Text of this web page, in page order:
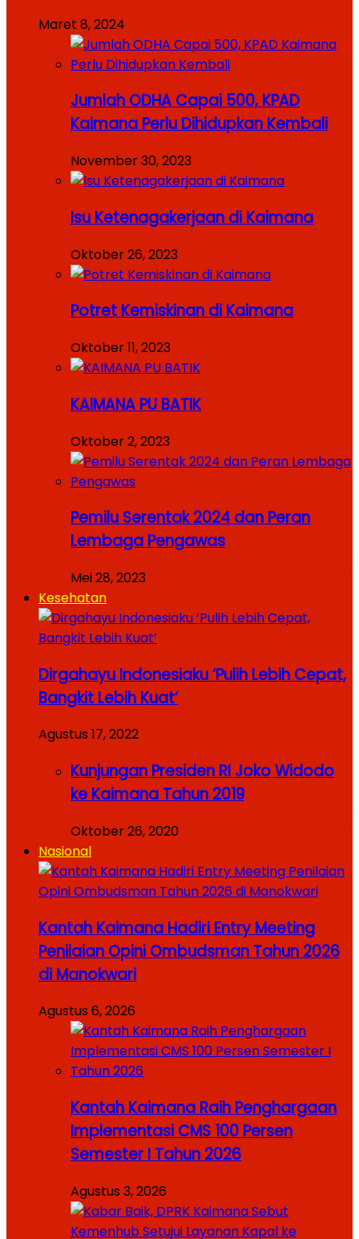
Maret 8, 2024
Jumlah ODHA Capai 500, KPAD
Kaimana Perlu Dihidupkan Kembali
November 30, 2023
Isu Ketenagakerjaan di Kaimana
Oktober 26, 2023
Potret Kemiskinan di Kaimana
Oktober 11, 2023
KAIMANA PU BATIK
Oktober 2, 2023
Pemilu Serentak 2024 dan Peran
Lembaga Pengawas
Mei 28, 2023
Kesehatan
Dirgahayu Indonesiaku ‘Pulih Lebih Cepat,
Bangkit Lebih Kuat’
Agustus 17, 2022
Kunjungan Presiden RI Joko Widodo
ke Kaimana Tahun 2019
Oktober 26, 2020
Nasional
Kantah Kaimana Hadiri Entry Meeting
Penilaian Opini Ombudsman Tahun 2026
di Manokwari
Agustus 6, 2026
Kantah Kaimana Raih Penghargaan
Implementasi CMS 100 Persen
Semester I Tahun 2026
Agustus 3, 2026